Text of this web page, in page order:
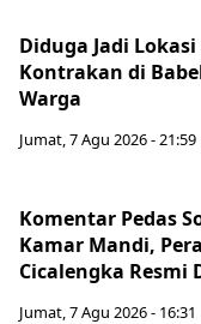
Diduga Jadi Lokasi
Kontrakan di
Warga
Jumat, 7 Agu 2026 - 21:59
Komentar Pedas
Kamar Mandi,
Cicalengka
Jumat, 7 Agu 2026 - 16:31